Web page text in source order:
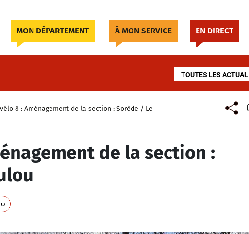
MON DÉPARTEMENT À MON SERVICE EN DIRECT
TOUTES LES
8 : Aménagement de la section : Sorède / Le
de la section :